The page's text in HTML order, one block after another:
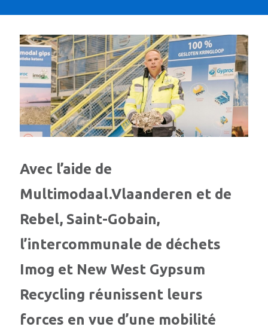
Avec l’aide de
Multimodaal.Vlaanderen et de
Rebel, Saint-Gobain,
l’intercommunale de déchets
Imog et New West Gypsum
Recycling réunissent leurs
forces en vue d’une mobilité